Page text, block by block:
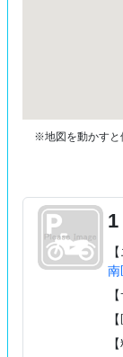
※地図を動かすと
1
南